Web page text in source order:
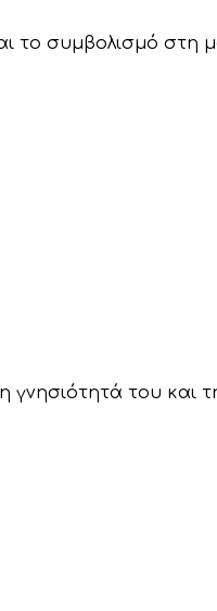
το συμβολισμό στη
γνησιότητά του και